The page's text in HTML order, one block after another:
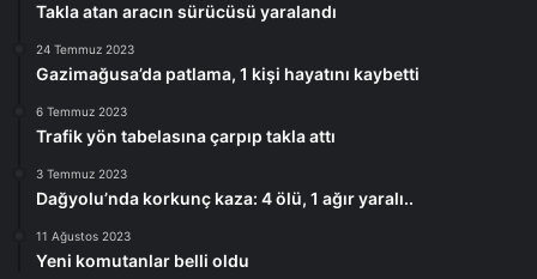
Takla atan aracın sürücüsü yaralandı
24 Temmuz 2023
Gazimağusa’da patlama, 1 kişi hayatını kaybetti
6 Temmuz 2023
Trafik yön tabelasına çarpıp takla attı
3 Temmuz 2023
Dağyolu’nda korkunç kaza: 4 ölü, 1 ağır yaralı..
11 Ağustos 2023
Yeni komutanlar belli oldu